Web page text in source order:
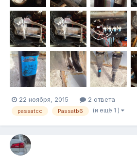
22 ноября, 2015 2 ответа
passatcc Passatb6 (и ещё 1 )